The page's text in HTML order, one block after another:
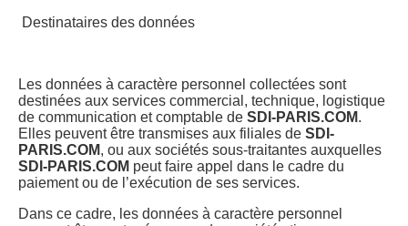
Destinataires des données
Les données à caractère personnel collectées sont
destinées aux services commercial, technique, logistique
de communication et comptable de SDI-PARIS.COM.
Elles peuvent être transmises aux filiales de SDI-
PARIS.COM, ou aux sociétés sous-traitantes auxquelles
SDI-PARIS.COM peut faire appel dans le cadre du
paiement ou de l’exécution de ses services.
Dans ce cadre, les données à caractère personnel